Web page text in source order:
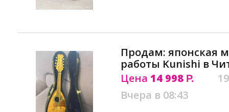
Продам: японская
работы Kunishi в
Цена 14 998 Р.
Вчера в 08:43